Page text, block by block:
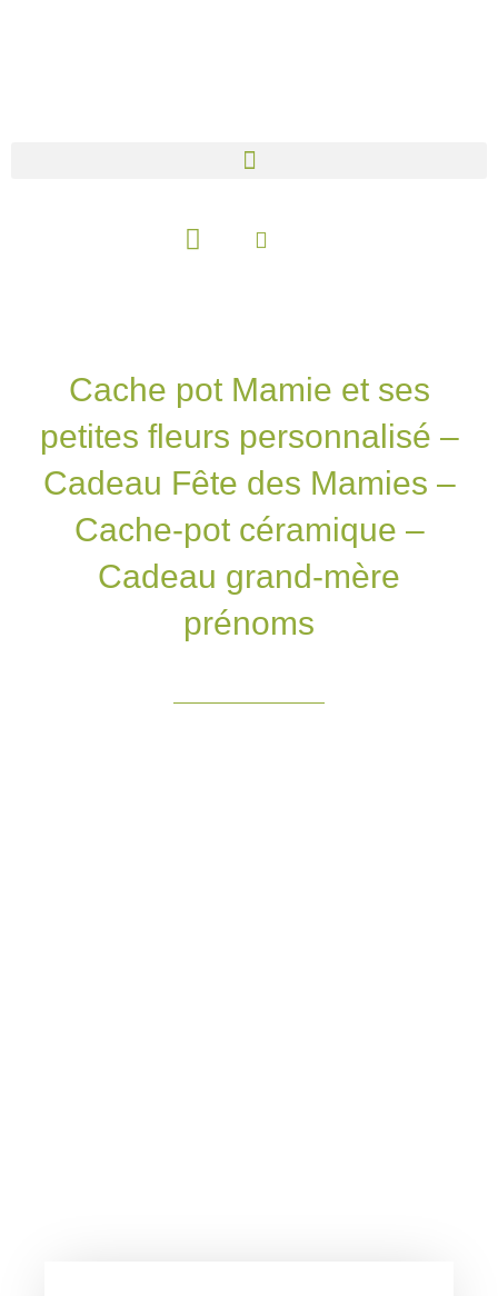
Panier
Cache pot Mamie et ses
petites fleurs personnalisé –
Cadeau Fête des Mamies –
Cache-pot céramique –
Cadeau grand-mère
prénoms